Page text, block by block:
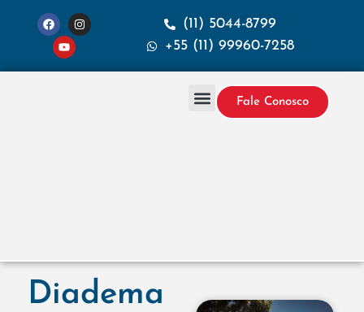
(11) 5044-8799
+55 (11) 99960-7258
Fale Conosco
Diadema